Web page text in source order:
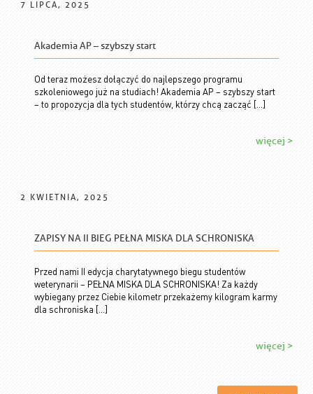
7 LIPCA, 2025
Akademia AP – szybszy start
Od teraz możesz dołączyć do najlepszego programu
szkoleniowego już na studiach! Akademia AP – szybszy start
– to propozycja dla tych studentów, którzy chcą zacząć […]
więcej >
2 KWIETNIA, 2025
ZAPISY NA II BIEG PEŁNA MISKA DLA SCHRONISKA
Przed nami II edycja charytatywnego biegu studentów
weterynarii – PEŁNA MISKA DLA SCHRONISKA! Za każdy
wybiegany przez Ciebie kilometr przekażemy kilogram karmy
dla schroniska […]
więcej >